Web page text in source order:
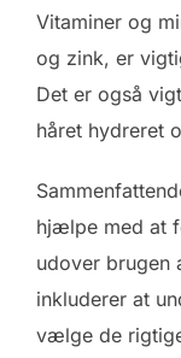
Vitaminer og
og zink, er
Det er også
håret hydreret
hjælpe med at
udover brugen
inkluderer at
vælge de